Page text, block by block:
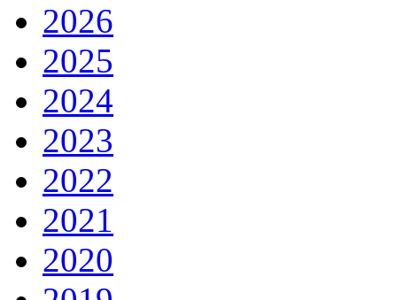
2026
2025
2024
2023
2022
2021
2020